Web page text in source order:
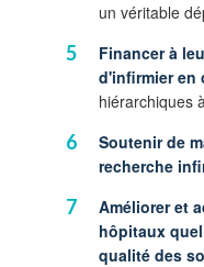
un véritable
Financer à
d'infirmier en
hiérarchiques
Soutenir de
recherche
Améliorer et
hôpitaux
qualité des